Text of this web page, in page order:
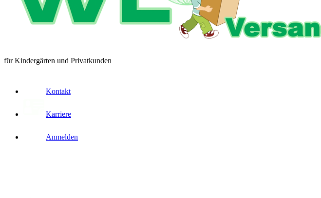
für Kindergärten und Privatkunden
Kontakt
Karriere
Anmelden